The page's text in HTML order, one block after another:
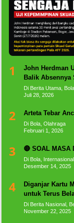
1
John Herdman
Balik Absennya
Di Berita Utama,
Juli 28, 2026
2 Arteta Tebar
Di Bola, Olahraga
Februari 1, 2026
3 🔴 SOAL MASA
Di Bola,
Desember 14, 2025
4
Diganjar Kartu
untuk Terus
Di Berita Nasional,
November 22, 2025